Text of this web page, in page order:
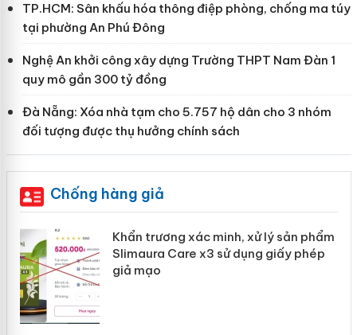
TP.HCM: Sân khấu hóa thông điệp phòng, chống ma túy
tại phường An Phú Đông
Nghệ An khởi công xây dựng Trường THPT Nam Đàn 1
quy mô gần 300 tỷ đồng
Đà Nẵng: Xóa nhà tạm cho 5.757 hộ dân cho 3 nhóm
đối tượng được thụ hưởng chính sách
Chống hàng giả
Khẩn trương xác minh, xử lý sản phẩm
Slimaura Care x3 sử dụng giấy phép
giả mạo